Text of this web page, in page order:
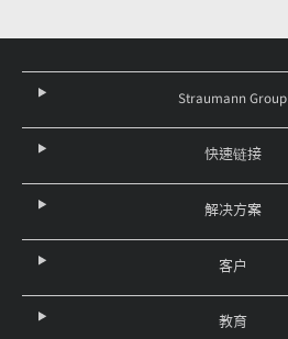
Straumann Group
快速链接
解决方案
客户
教育